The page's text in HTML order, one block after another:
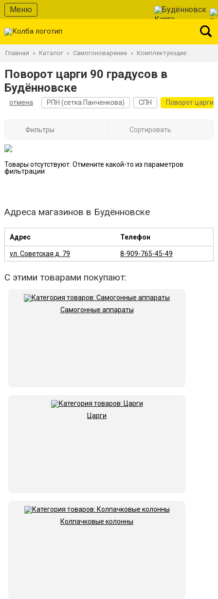
Меню Будённовск
Главная » Каталог » Самогоноварение » Комплектующие
Поворот царги 90 градусов в
Будённовске
отмена РПН (сетка Панченкова) СПН Поворот царги
Фильтры Сортировать
Товары отсутствуют. Отмените какой-то из параметров
фильтрации
Адреса магазинов в Будённовске
Адрес Телефон
ул. Советская д. 79 8-909-765-45-49
С этими товарами покупают:
Самогонные аппараты
Царги
Колпачковые колонны